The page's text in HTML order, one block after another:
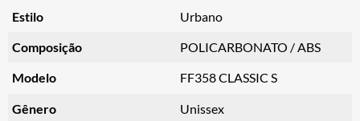
Estilo Urbano
Composição POLICARBONATO / ABS
Modelo FF358 CLASSIC S
Gênero Unissex